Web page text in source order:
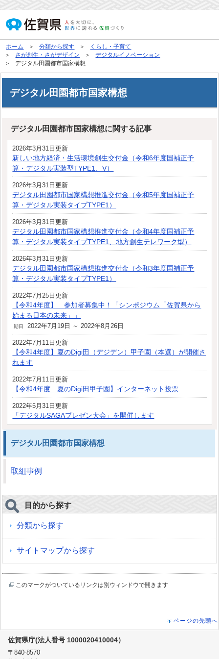
ホーム 分類から探す
くらし・子育て
さが創生・さがデザイン
デジタルイノベーション
デジタル田園都市国家構想
デジタル田園都市国家構想
デジタル田園都市国家構想に関する記事
2026年3月31日更新
新しい地方経済・生活環境創生交付金（令和6年度国補正予
算・デジタル実装型TYPE1、V）
2026年3月31日更新
デジタル田園都市国家構想推進交付金（令和5年度国補正予
算・デジタル実装タイプTYPE1）
2026年3月31日更新
デジタル田園都市国家構想推進交付金（令和4年度国補正予
算・デジタル実装タイプTYPE1、地方創生テレワーク型）
2026年3月31日更新
デジタル田園都市国家構想推進交付金（令和3年度国補正予
算・デジタル実装タイプTYPE1）
2022年7月25日更新
【令和4年度】 参加者募集中！「シンポジウム「佐賀県から
始まる日本の未来」」
期日 2022年7月19日 ～ 2022年8月26日
2022年7月11日更新
【令和4年度】夏のDigi田（デジデン）甲子園（本選）が開催さ
れます
2022年7月11日更新
【令和4年度 夏のDigi田甲子園】インターネット投票
2022年5月31日更新
「デジタルSAGAプレゼン大会」を開催します
デジタル田園都市国家構想
取組事例
目的から探す
分類から探す
サイトマップから探す
このマークがついているリンクは別ウィンドウで開きます
ページの先頭へ
佐賀県庁(法人番号 1000020410004）
〒840-8570